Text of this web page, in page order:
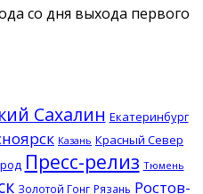
со дня выхода первого
Сахалин Екатеринбург
Казань Красный Север
Пресс-релиз Тюмень
Золотой Гонг Рязань Ростов-